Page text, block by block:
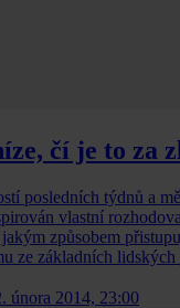
čí je to za
posledních týdnů a
vlastní
způsobem
ze základních lidských
února 2014, 23:00